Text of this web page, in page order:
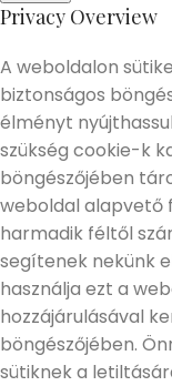
Privacy Overview
A weboldalon
biztonságos
élményt
szükség cookie-k
böngészőjében
weboldal alapvető
harmadik féltől
segítenek nekünk
használja ezt a
hozzájárulásával
böngészőjében.
sütiknek a